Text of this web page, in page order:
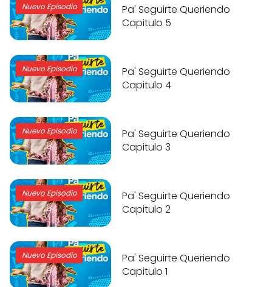
Nuevo Episodio
Pa' Seguirte Queriendo
Capitulo 5
Nuevo Episodio
Pa' Seguirte Queriendo
Capitulo 4
Nuevo Episodio
Pa' Seguirte Queriendo
Capitulo 3
Nuevo Episodio
Pa' Seguirte Queriendo
Capitulo 2
Nuevo Episodio
Pa' Seguirte Queriendo
Capitulo 1